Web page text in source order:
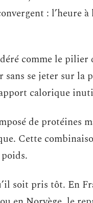
: l’heure
comme le
se jeter sur la
calorique
de protéines
Cette
soit pris tôt. En